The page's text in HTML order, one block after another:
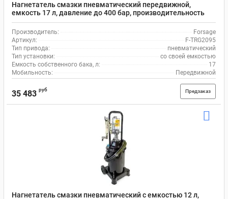
Нагнетатель смазки пневматический передвижной,
емкость 17 л, давление до 400 бар, производительность
0.8 л/мин, Forsage F-TRG2095
Производитель:
Forsage
Артикул:
F-TRG2095
Тип привода:
пневматический
Тип установки:
со своей емкостью
Емкость собственного бака, л:
17
Мобильность:
Передвижной
35 483 руб Предзаказ
Нагнетатель смазки пневматический с емкостью 12 л,